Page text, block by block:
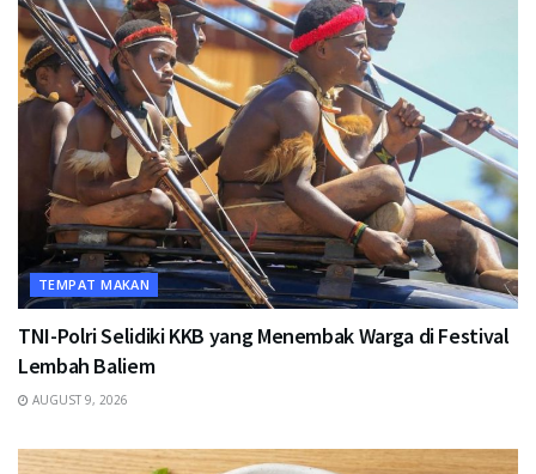
TEMPAT MAKAN
TNI-Polri Selidiki KKB yang Menembak Warga di Festival
Lembah Baliem
AUGUST 9, 2026